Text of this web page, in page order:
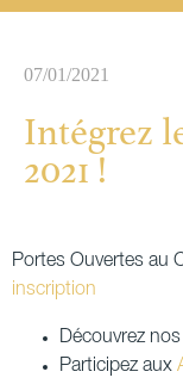
07/01/2021
Intégrez
2021 !
Portes Ouvertes au
inscription
Découvrez
Participez aux